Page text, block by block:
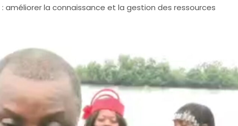
améliorer la connaissance et la gestion des ressources